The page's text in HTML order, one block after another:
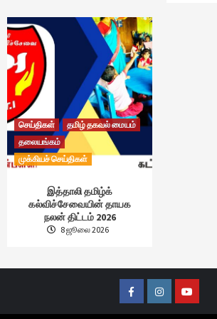
செய்திகள்
தமிழ் தகவல் மையம்
தலையங்கம்
முக்கியச் செய்திகள்
இத்தாலி தமிழ்க்
கல்விச்சேவையின் தாயக
நலன் திட்டம் 2026
8 ஜூலை 2026
FacebookInstagramYoutube